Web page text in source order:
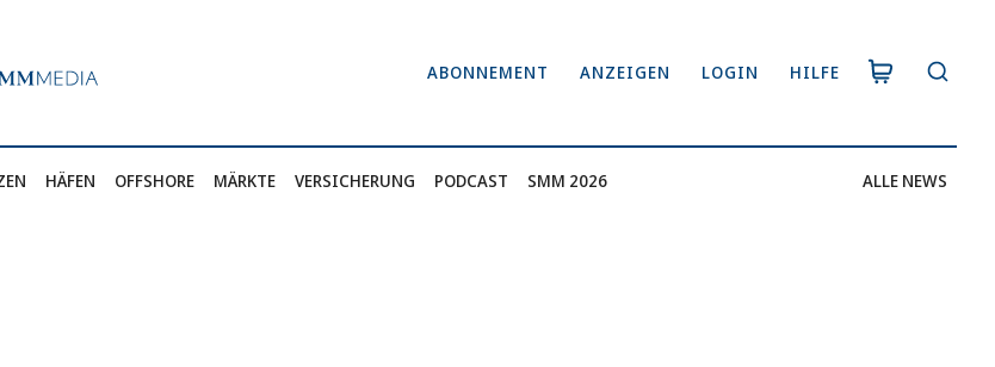
ABONNEMENT ANZEIGEN LOGIN HILFE
HÄFEN OFFSHORE MÄRKTE VERSICHERUNG PODCAST SMM 2026 ALLE NEWS